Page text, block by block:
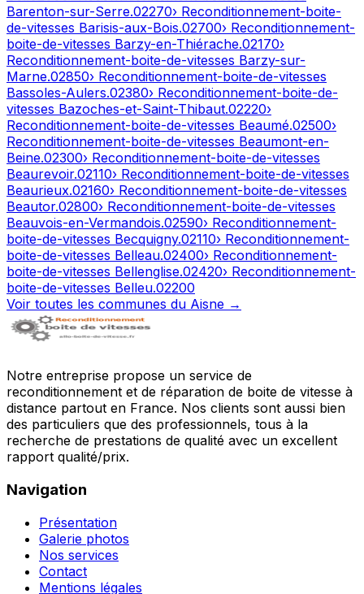
Barenton-sur-Serre.02270› Reconditionnement-boite-
de-vitesses Barisis-aux-Bois.02700› Reconditionnement-
boite-de-vitesses Barzy-en-Thiérache.02170›
Reconditionnement-boite-de-vitesses Barzy-sur-
Marne.02850› Reconditionnement-boite-de-vitesses
Bassoles-Aulers.02380› Reconditionnement-boite-de-
vitesses Bazoches-et-Saint-Thibaut.02220›
Reconditionnement-boite-de-vitesses Beaumé.02500›
Reconditionnement-boite-de-vitesses Beaumont-en-
Beine.02300› Reconditionnement-boite-de-vitesses
Beaurevoir.02110› Reconditionnement-boite-de-vitesses
Beaurieux.02160› Reconditionnement-boite-de-vitesses
Beautor.02800› Reconditionnement-boite-de-vitesses
Beauvois-en-Vermandois.02590› Reconditionnement-
boite-de-vitesses Becquigny.02110› Reconditionnement-
boite-de-vitesses Belleau.02400› Reconditionnement-
boite-de-vitesses Bellenglise.02420› Reconditionnement-
boite-de-vitesses Belleu.02200
Voir toutes les communes du Aisne →
Notre entreprise propose un service de
reconditionnement et de réparation de boite de vitesse à
distance partout en France. Nos clients sont aussi bien
des particuliers que des professionnels, tous à la
recherche de prestations de qualité avec un excellent
rapport qualité/prix.
Navigation
Présentation
Galerie photos
Nos services
Contact
Mentions légales